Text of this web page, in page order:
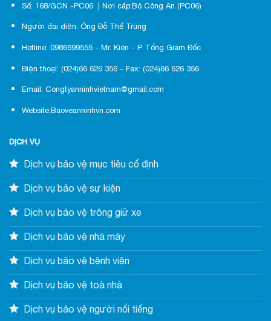
Số: 168/GCN -PC06 | Nơi cấp:Bộ Công An (PC06)
Người đại diện: Ông Đỗ Thế Trung
Hotline: 0986699555 - Mr. Kiên - P. Tổng Giám Đốc
Điện thoại: (024)66 626 356 - Fax: (024)66 626 356
Email: Congtyanninhvietnam@gmail.com
Website:Baoveanninhvn.com
DỊCH VỤ
Dịch vụ bảo vệ mục tiêu cố định
Dịch vụ bảo vệ sự kiện
Dịch vụ bảo vệ trông giữ xe
Dịch vụ bảo vệ nhà máy
Dịch vụ bảo vệ bệnh viện
Dịch vụ bảo vệ toà nhà
Dịch vụ bảo vệ người nổi tiếng